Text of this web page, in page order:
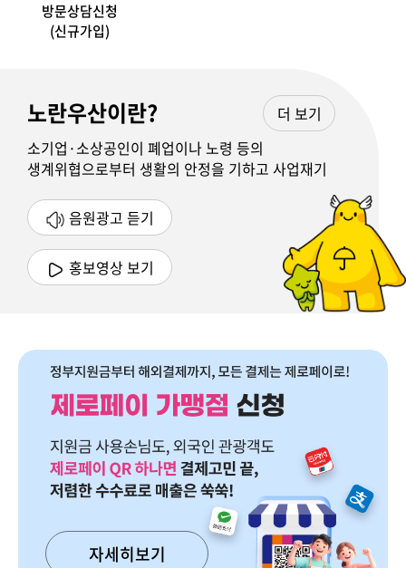
방문상담신청
(신규가입)
더 보기
노란우산이란?
소기업·소상공인이 폐업이나 노령 등의
생계위협으로부터 생활의 안정을 기하고 사업재기
115조 규정에 따라 운영되는 사업주의 퇴직금
(목돈마련)을 위한 공제제도입니다.
음원광고 듣기
홍보영상 보기
자세히보기